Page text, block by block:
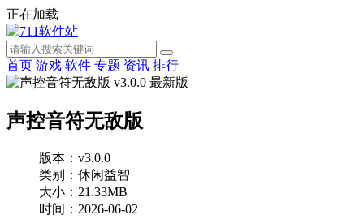
正在加载
首页 游戏 软件 专题 资讯 排行
声控音符无敌版
版本：v3.0.0
类别：休闲益智
大小：21.33MB
时间：2026-06-02